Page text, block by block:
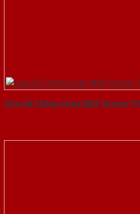
Cửa Gỗ Chống Cháy MDF Veneer